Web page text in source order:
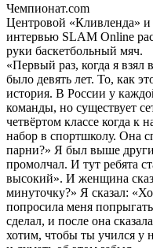
Чемпионат.com
Центровой «Кливленда»
интервью SLAM Online
руки баскетбольный мяч.
«Первый раз, когда я
было девять лет. То, как
история. В России у
команды, но существует
четвёртом классе когда
набор в спортшколу. Она
парни?» Я был выше
промолчал. И тут ребята
высокий». И женщина
минуточку?» Я сказал:
попросила меня
сделал, и после она
хотим, чтобы ты учился у